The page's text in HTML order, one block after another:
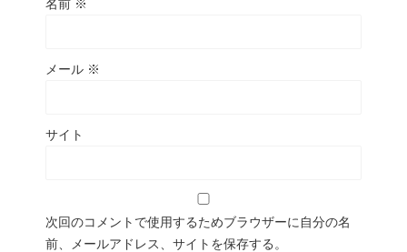
名前 ※
メール ※
サイト
次回のコメントで使用するためブラウザーに自分の名
前、メールアドレス、サイトを保存する。